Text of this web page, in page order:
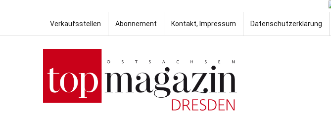
Verkaufsstellen Abonnement Kontakt, Impressum Datenschutzerklärung